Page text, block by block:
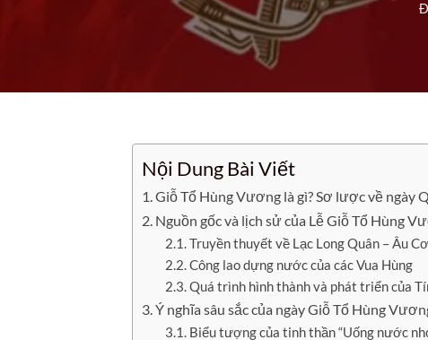
Nội Dung Bài Viết
Giỗ Tổ Hùng Vương là gì? Sơ lược về ngày
Nguồn gốc và lịch sử của Lễ Giỗ Tổ Hùng
Truyền thuyết về Lạc Long Quân – Âu
Công lao dựng nước của các Vua Hùng
Quá trình hình thành và phát triển của
Ý nghĩa sâu sắc của ngày Giỗ Tổ Hùng
Biểu tượng của tinh thần “Uống nước